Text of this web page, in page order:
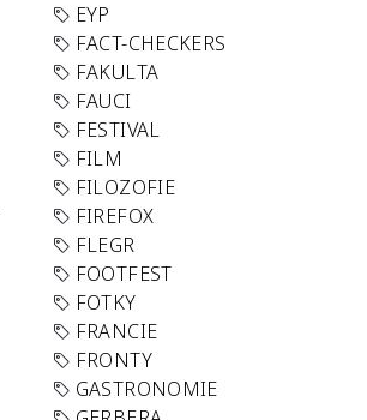
EYP
FACT-CHECKERS
FAKULTA
FAUCI
FESTIVAL
FILM
FILOZOFIE
FIREFOX
FLEGR
FOOTFEST
FOTKY
FRANCIE
FRONTY
GASTRONOMIE